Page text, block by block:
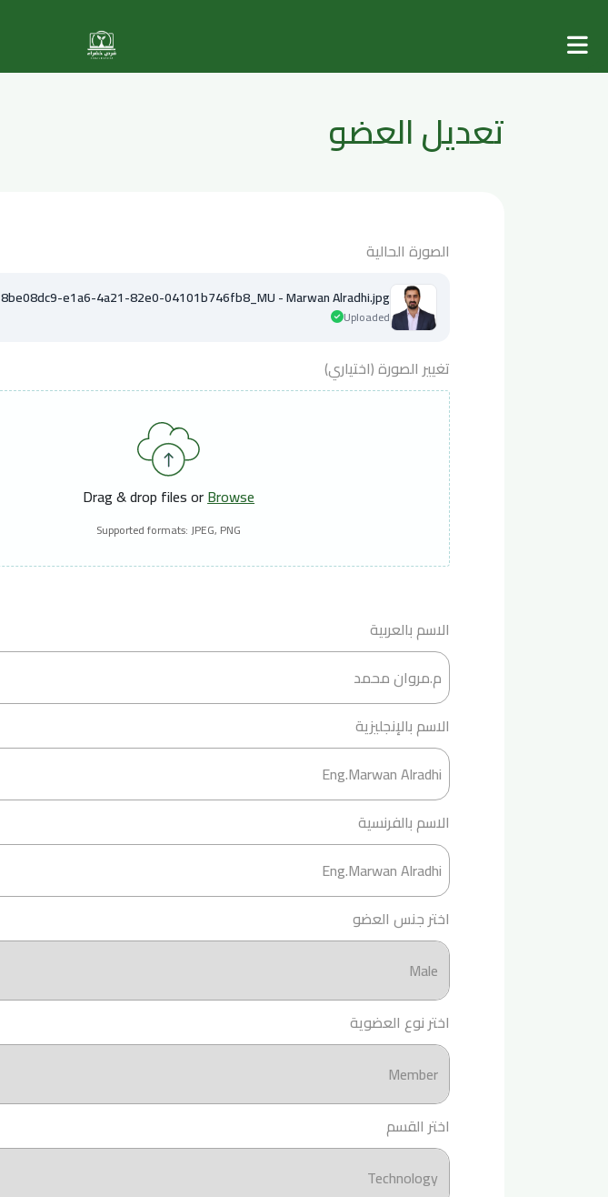
تعديل العضو
الصورة الحالية
8be08dc9-e1a6-4a21-82e0-04101b746fb8_MU - Marwan Alradhi.jpg
Uploaded
تغيير الصورة (اختياري)
Drag & drop files orBrowse
Supported formats: JPEG, PNG
الاسم بالعربية
الاسم بالإنجليزية
الاسم بالفرنسية
اختر جنس العضو
اختر نوع العضوية
اختر القسم